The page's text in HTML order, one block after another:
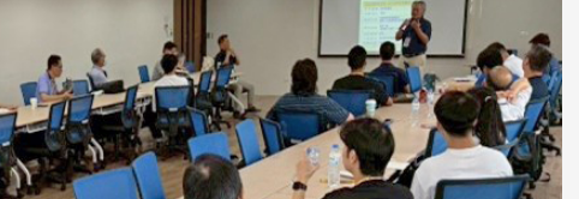
头版 热门焦点
校友处新任执行长武士戎上
任 携手校友共创淡江新里程
头版 热门焦点
淡江大学董事会议改选案报部
聘任许辉煌为校长 新聘范巽绿
董事